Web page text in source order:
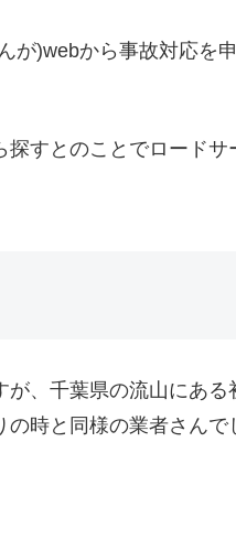
が)webから事故対応を
すとのことでロードサ
、千葉県の流山にある
時と同様の業者さんで